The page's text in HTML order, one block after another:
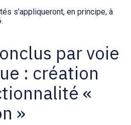
s’appliqueront, en principe, à
par voie
: création
«
»